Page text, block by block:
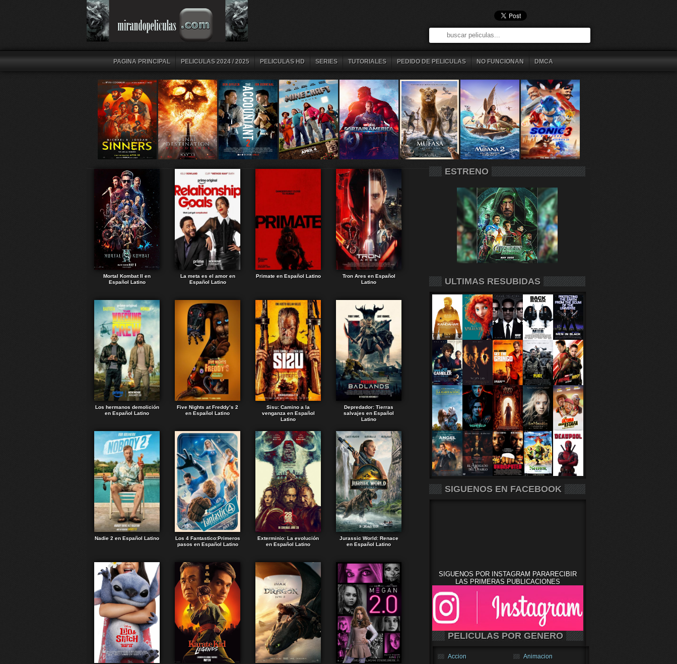
PAGINA PRINCIPAL PELICULAS 2024 / 2025 PELICULAS HD SERIES TUTORIALES PEDIDO DE PELICULAS NO FUNCIONAN DMCA
Mortal Kombat II en
Español Latino
La meta es el amor en
Español Latino
Primate en Español Latino
Tron Ares en Español
Latino
Los hermanos demolición
en Español Latino
Five Nights at Freddy’s 2
en Español Latino
Sisu: Camino a la
venganza en Español
Latino
Depredador: Tierras
salvajes en Español
Latino
Nadie 2 en Español Latino
Los 4 Fantastico:Primeros
pasos en Español Latino
Exterminio: La evolución
en Español Latino
Jurassic World: Renace
en Español Latino
ESTRENO
ULTIMAS RESUBIDAS
SIGUENOS EN FACEBOOK
SIGUENOS POR INSTAGRAM PARARECIBIR
LAS PRIMERAS PUBLICACIONES
PELICULAS POR GENERO
Accion Animacion